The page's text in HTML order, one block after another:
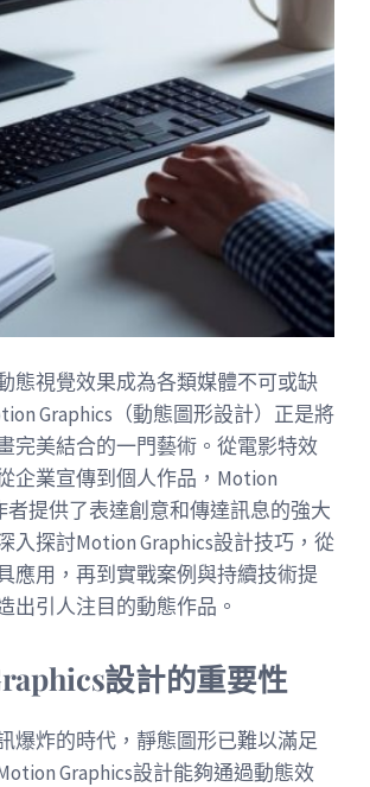
態視覺效果成為各類媒體不可或缺
Graphics（動態圖形設計）正是將
完美結合的一門藝術。從電影特效
企業宣傳到個人作品，Motion
者提供了表達創意和傳達訊息的強大
入探討Motion Graphics設計技巧，從
應用，再到實戰案例與持續技術提
出引人注目的動態作品。
設計的重要性
爆炸的時代，靜態圖形已難以滿足
Graphics設計能夠通過動態效